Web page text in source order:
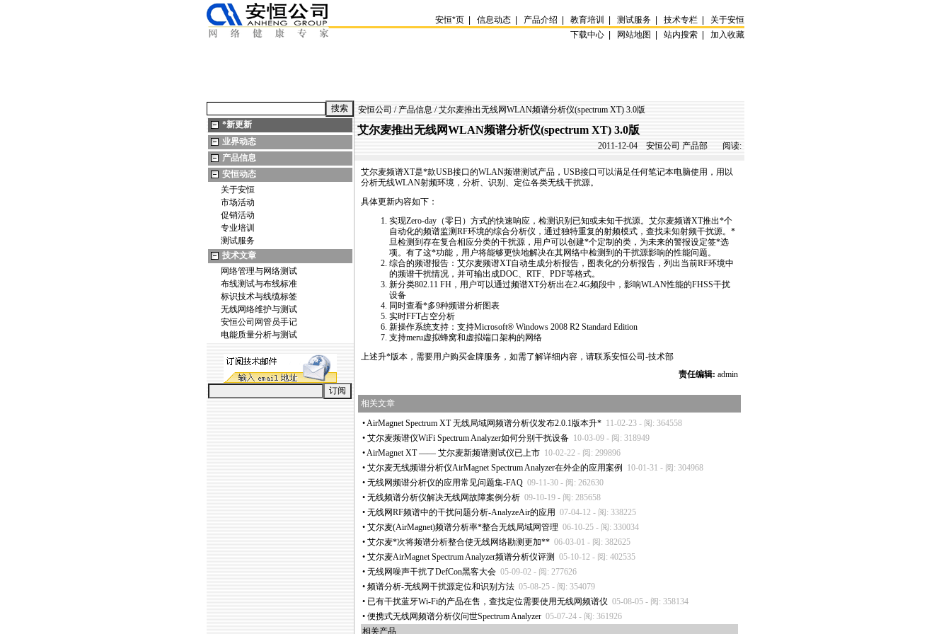
安恒*页 信息动态 产品介绍 教育培训 测试服务 技术专栏
关于安恒
下载中心 |
网站地图 站内搜索 加入收藏
*新更新
业界动态
产品信息
安恒动态
关于安恒
市场活动
促销活动
专业培训
测试服务
技术文章
网络管理与网络测试
布线测试与布线标准
标识技术与线缆标签
无线网络维护与测试
安恒公司网管员手记
电能质量分析与测试
安恒公司 / 产品信息 / 艾尔麦推出无线网WLAN频谱分析仪(spectrum XT) 3.0版
艾尔麦推出无线网WLAN频谱分析仪(spectrum XT) 3.0版
2011-12-04 安恒公司 产品部 阅读:
艾尔麦频谱XT是*款USB接口的WLAN频谱测试产品，USB接口可以满足任何笔记本电脑使用，用以
分析无线WLAN射频环境，分析、识别、定位各类无线干扰源。
具体更新内容如下：
实现Zero-day（零日）方式的快速响应，检测识别已知或未知干扰源。艾尔麦频谱XT推出*个
自动化的频谱监测RF环境的综合分析仪，通过独特重复的射频模式，查找未知射频干扰源。 *
旦检测到存在复合相应分类的干扰源，用户可以创建*个定制的类，为未来的警报设定签*选
项。有了这*功能，用户将能够更快地解决在其网络中检测到的干扰源影响的性能问题。
综合的频谱报告：艾尔麦频谱XT自动生成分析报告，图表化的分析报告，列出当前RF环境中
的频谱干扰情况，并可输出成DOC、RTF、PDF等格式。
新分类802.11 FH，用户可以通过频谱XT分析出在2.4G频段中，影响WLAN性能的FHSS干扰
设备
同时查看*多9种频谱分析图表
实时FFT占空分析
新操作系统支持：支持Microsoft® Windows 2008 R2 Standard Edition
支持meru虚拟蜂窝和虚拟端口架构的网络
上述升*版本，需要用户购买金牌服务，如需了解详细内容，请联系安恒公司-技术部
责任编辑: admin
相关文章
•AirMagnet Spectrum XT 无线局域网频谱分析仪发布2.0.1版本升* 11-02-23 - 阅: 364558
• 艾尔麦频谱仪WiFi Spectrum Analyzer如何分别干扰设备 10-03-09 - 阅: 318949
•AirMagnet XT —— 艾尔麦新频谱测试仪已上市 10-02-22 - 阅: 299896
• 艾尔麦无线频谱分析仪AirMagnet Spectrum Analyzer在外企的应用案例
10-01-31 - 阅: 304968
• 无线网频谱分析仪的应用常见问题集-FAQ 09-11-30 - 阅: 262630
• 无线频谱分析仪解决无线网故障案例分析 09-10-19 - 阅: 285658
• 无线网RF频谱中的干扰问题分析-AnalyzeAir的应用 07-04-12 - 阅: 338225
• 艾尔麦(AirMagnet)频谱分析率*整合无线局域网管理 06-10-25 - 阅: 330034
• 艾尔麦*次将频谱分析整合使无线网络勘测更加** 06-03-01 - 阅: 382625
• 艾尔麦AirMagnet Spectrum Analyzer频谱分析仪评测 05-10-12 - 阅: 402535
• 无线网噪声干扰了DefCon黑客大会 05-09-02 - 阅: 277626
• 频谱分析-无线网干扰源定位和识别方法 05-08-25 - 阅: 354079
• 已有干扰蓝牙Wi-Fi的产品在售，查找定位需要使用无线网频谱仪 05-08-05 - 阅: 358134
• 便携式无线网频谱分析仪问世Spectrum Analyzer 05-07-24 - 阅: 361926
相关产品